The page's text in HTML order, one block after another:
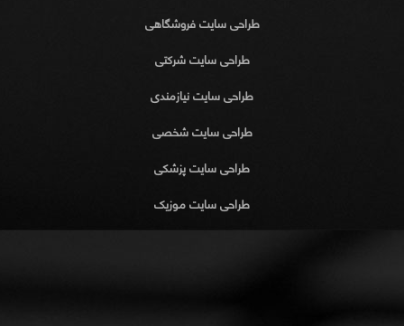
طراحی سایت فروشگاهی
طراحی سایت شرکتی
طراحی سایت نیازمندی
طراحی سایت شخصی
طراحی سایت پزشکی
طراحی سایت موزیک